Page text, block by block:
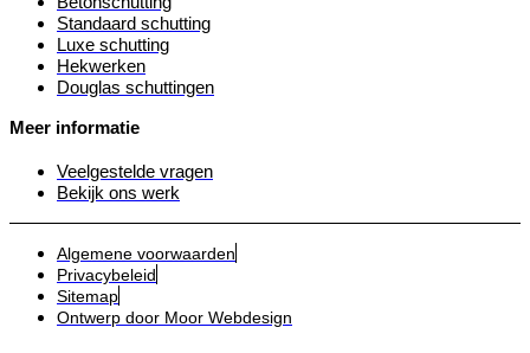
Standaard schutting
Luxe schutting
Hekwerken
Douglas schuttingen
Meer informatie
Veelgestelde vragen
Bekijk ons werk
Algemene voorwaarden
Privacybeleid
Sitemap
Ontwerp door Moor Webdesign